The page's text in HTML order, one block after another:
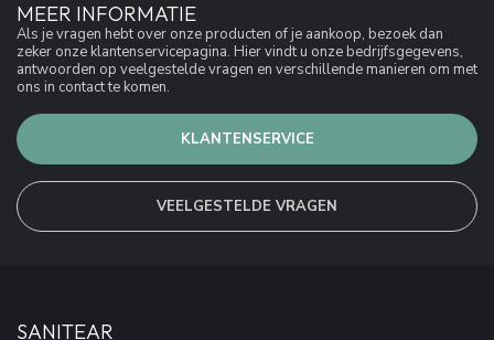
MEER INFORMATIE
Als je vragen hebt over onze producten of je aankoop, bezoek dan
zeker onze klantenservicepagina. Hier vindt u onze bedrijfsgegevens,
antwoorden op veelgestelde vragen en verschillende manieren om met
ons in contact te komen.
KLANTENSERVICE
VEELGESTELDE VRAGEN
SANITEAR